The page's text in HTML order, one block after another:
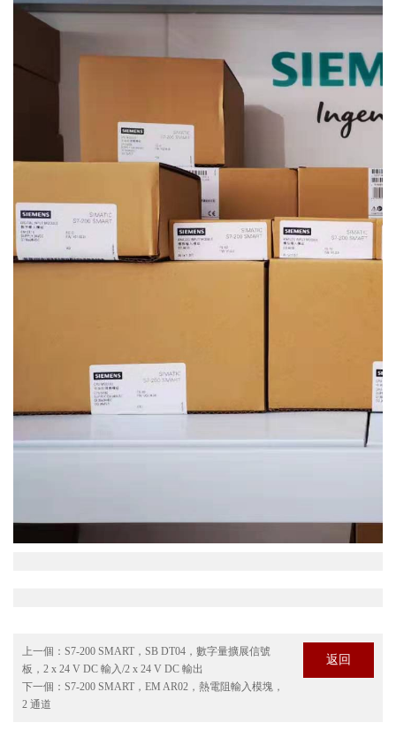
上一個： S7-200 SMART，SB DT04，數字量擴展信號
板，2 x 24 V DC 輸入/2 x 24 V DC 輸出
下一個： S7-200 SMART，EM AR02，熱電阻輸入模塊，
2 通道
返回